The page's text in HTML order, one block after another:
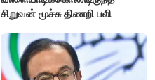
சிறுவன் மூச்சு திணறி பலி